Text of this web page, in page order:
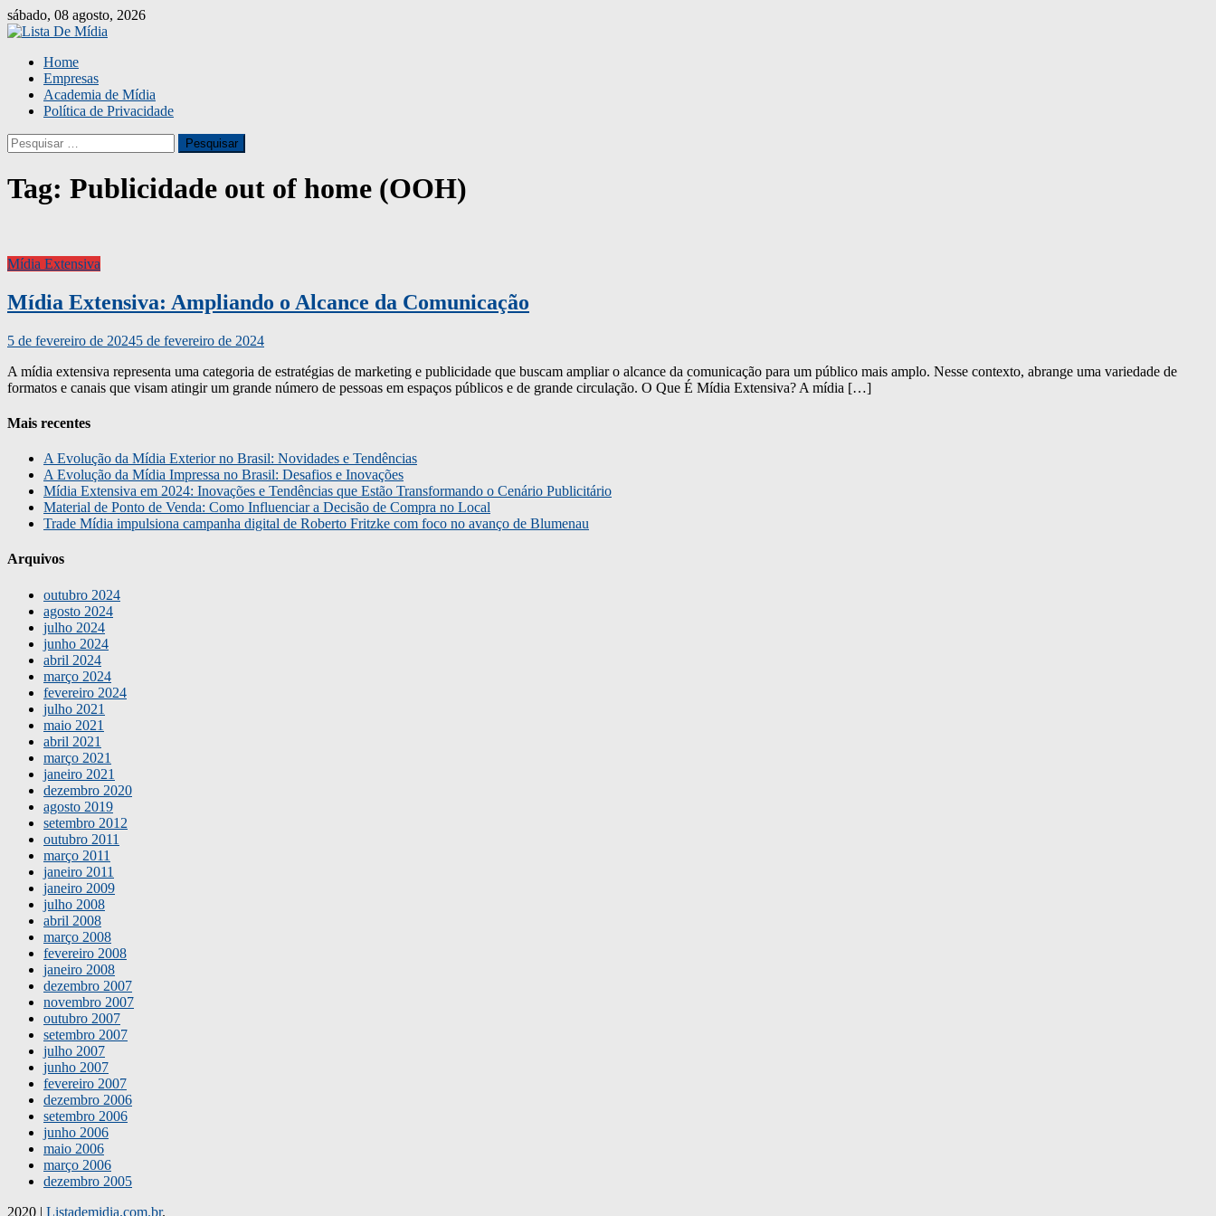
Skip
to
sábado, 08 agosto, 2026
Home
Empresas
Academia de Mídia
Política de Privacidade
Pesquisar
por:
Tag: Publicidade out of home (OOH)
Mídia Extensiva
Mídia Extensiva: Ampliando o Alcance da Comunicação
5 de fevereiro de 20245 de fevereiro de 2024
A mídia extensiva representa uma categoria de estratégias de marketing e publicidade que buscam ampliar o alcance da comunicação para um público mais amplo. Nesse contexto, abrange uma variedade de
formatos e canais que visam atingir um grande número de pessoas em espaços públicos e de grande circulação. O Que É Mídia Extensiva? A mídia […]
Mais recentes
A Evolução da Mídia Exterior no Brasil: Novidades e Tendências
A Evolução da Mídia Impressa no Brasil: Desafios e Inovações
Mídia Extensiva em 2024: Inovações e Tendências que Estão Transformando o Cenário Publicitário
Material de Ponto de Venda: Como Influenciar a Decisão de Compra no Local
Trade Mídia impulsiona campanha digital de Roberto Fritzke com foco no avanço de Blumenau
Arquivos
outubro 2024
agosto 2024
julho 2024
junho 2024
abril 2024
março 2024
fevereiro 2024
julho 2021
maio 2021
abril 2021
março 2021
janeiro 2021
dezembro 2020
agosto 2019
setembro 2012
outubro 2011
março 2011
janeiro 2011
janeiro 2009
julho 2008
abril 2008
março 2008
fevereiro 2008
janeiro 2008
dezembro 2007
novembro 2007
outubro 2007
setembro 2007
julho 2007
junho 2007
fevereiro 2007
dezembro 2006
setembro 2006
junho 2006
maio 2006
março 2006
dezembro 2005
2020 | Listademidia.com.br.